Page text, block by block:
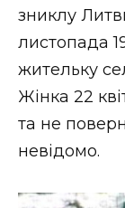
НОВИНИ
зниклу
листопада
жительку
Жінка 22
та не
невідомо.